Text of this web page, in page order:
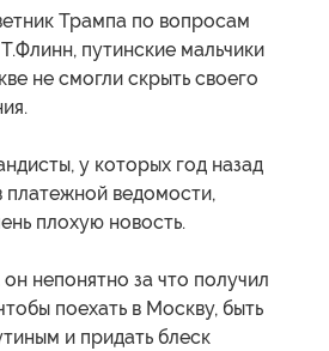
Трампа по вопросам
путинские мальчики
не смогли скрыть своего
у которых год назад
ведомости,
плохую новость.
непонятно за что получил
поехать в Москву, быть
и придать блеск